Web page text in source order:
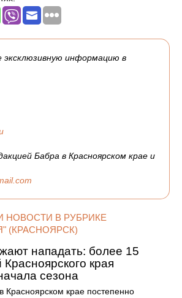
информацию в
Бабра в Красноярском крае и
НОВОСТИ В РУБРИКЕ
(КРАСНОЯРСК)
нападать: более 15
края
сезона
Красноярском крае постепенно